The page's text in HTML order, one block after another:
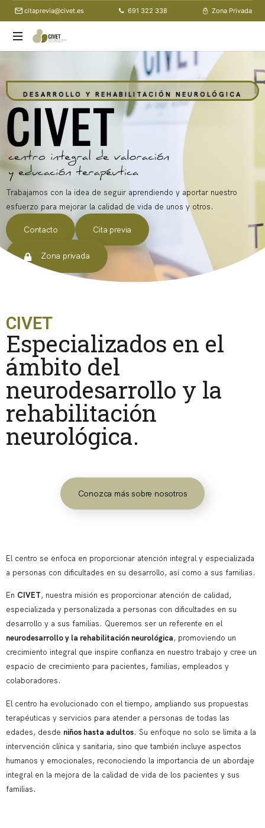
Zona Privada
691 322 338
citaprevia@civet.es
Valoración
Educación
Terapéutica
DESARROLLO Y REHABILITACIÓN NEUROLÓGICA
Trabajamos con la idea de seguir aprendiendo y aportar nuestro
esfuerzo para mejorar la calidad de vida de unos y otros.
Contacto Cita previa
Zona privada
CIVET
Especializados en el
ámbito del
neurodesarrollo y la
rehabilitación
neurológica.
Conozca más sobre nosotros
El centro se enfoca en proporcionar atención integral y especializada
a personas con dificultades en su desarrollo, así como a sus familias.
En CIVET, nuestra misión es proporcionar atención de calidad,
especializada y personalizada a personas con dificultades en su
desarrollo y a sus familias. Queremos ser un referente en el
neurodesarrollo y la rehabilitación neurológica, promoviendo un
crecimiento integral que inspire confianza en nuestro trabajo y cree un
espacio de crecimiento para pacientes, familias, empleados y
colaboradores.
El centro ha evolucionado con el tiempo, ampliando sus propuestas
terapéuticas y servicios para atender a personas de todas las
edades, desde niños hasta adultos. Su enfoque no solo se limita a la
intervención clínica y sanitaria, sino que también incluye aspectos
humanos y emocionales, reconociendo la importancia de un abordaje
integral en la mejora de la calidad de vida de los pacientes y sus
familias.